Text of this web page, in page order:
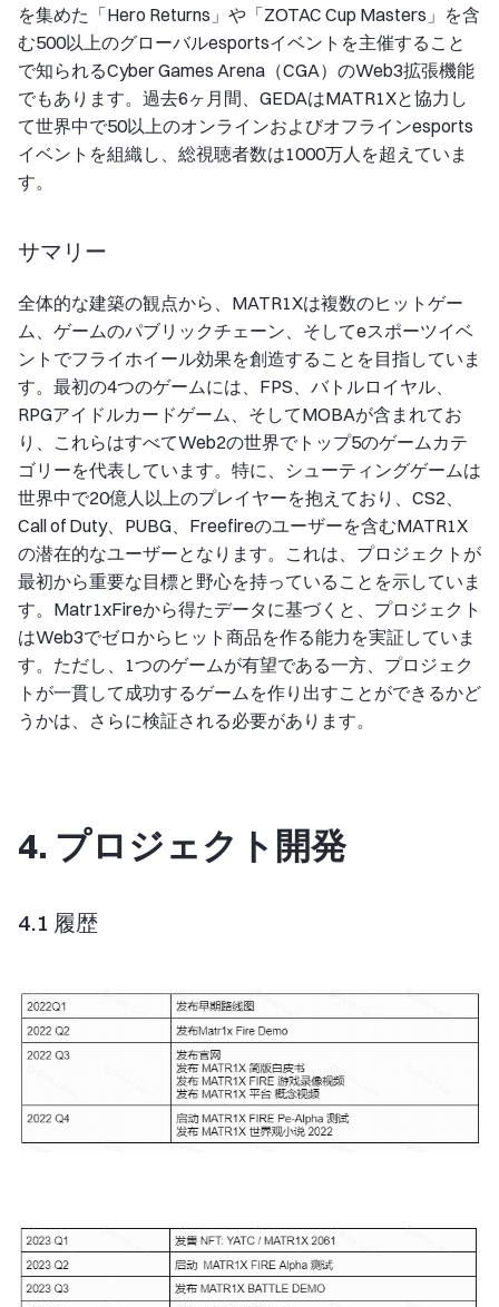
を集めた「Hero Returns」や「ZOTAC Cup Masters」を含
む500以上のグローバルesportsイベントを主催すること
で知られるCyber Games Arena（CGA）のWeb3拡張機能
でもあります。過去6ヶ月間、GEDAはMATR1Xと協力し
て世界中で50以上のオンラインおよびオフラインesports
イベントを組織し、総視聴者数は1000万人を超えていま
す。
サマリー
全体的な建築の観点から、MATR1Xは複数のヒットゲー
ム、ゲームのパブリックチェーン、そしてeスポーツイベ
ントでフライホイール効果を創造することを目指していま
す。最初の4つのゲームには、FPS、バトルロイヤル、
RPGアイドルカードゲーム、そしてMOBAが含まれてお
り、これらはすべてWeb2の世界でトップ5のゲームカテ
ゴリーを代表しています。特に、シューティングゲームは
世界中で20億人以上のプレイヤーを抱えており、CS2、
Call of Duty、PUBG、Freefireのユーザーを含むMATR1X
の潜在的なユーザーとなります。これは、プロジェクトが
最初から重要な目標と野心を持っていることを示していま
す。Matr1xFireから得たデータに基づくと、プロジェクト
はWeb3でゼロからヒット商品を作る能力を実証していま
す。ただし、1つのゲームが有望である一方、プロジェク
トが一貫して成功するゲームを作り出すことができるかど
うかは、さらに検証される必要があります。
4. プロジェクト開発
4.1 履歴